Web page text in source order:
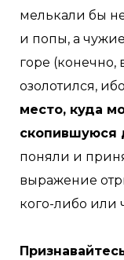
мелькали бы
и попы, а
горе
озолотился, ибо
место, куда
скопившуюся
поняли и
выражение
кого-либо или